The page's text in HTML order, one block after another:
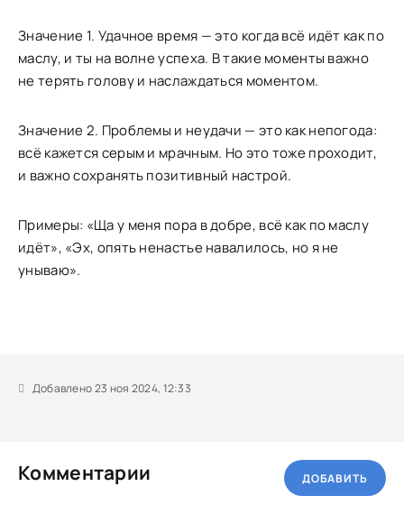
Значение 1. Удачное время — это когда всё идёт как по
маслу, и ты на волне успеха. В такие моменты важно
не терять голову и наслаждаться моментом.
Значение 2. Проблемы и неудачи — это как непогода:
всё кажется серым и мрачным. Но это тоже проходит,
и важно сохранять позитивный настрой.
Примеры: «Ща у меня пора в добре, всё как по маслу
идёт», «Эх, опять ненастье навалилось, но я не
унываю».
Добавлено 23 ноя 2024, 12:33
Комментарии ДОБАВИТЬ